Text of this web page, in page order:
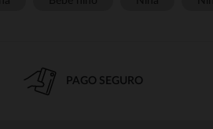
PAGO SEGURO